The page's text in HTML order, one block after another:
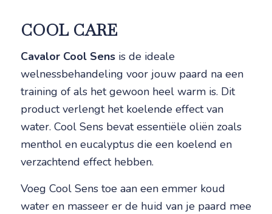
COOL CARE
Cavalor Cool Sensis de ideale
welnessbehandeling voor jouw paard na een
training of als het gewoon heel warm is. Dit
product verlengt het koelende effect van
water. Cool Sens bevat essentiële oliën zoals
menthol en eucalyptus die een koelend en
verzachtend effect hebben.
Voeg Cool Sens toe aan een emmer koud
water en masseer er de huid van je paard mee